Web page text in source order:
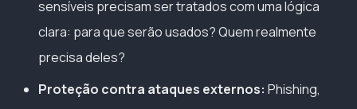
sensíveis precisam ser tratados com uma lógica
clara: para que serão usados? Quem realmente
precisa deles?
Proteção contra ataques externos: Phishing,